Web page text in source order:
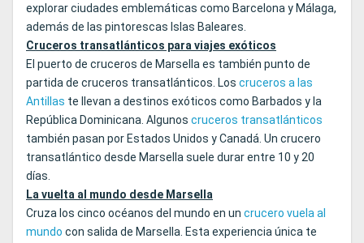
explorar ciudades emblemáticas como Barcelona y Málaga,
además de las pintorescas Islas Baleares.
Cruceros transatlánticos para viajes exóticos
El puerto de cruceros de Marsella es también punto de
partida de cruceros transatlánticos. Los cruceros a las
Antillas te llevan a destinos exóticos como Barbados y la
República Dominicana. Algunos cruceros transatlánticos
también pasan por Estados Unidos y Canadá. Un crucero
transatlántico desde Marsella suele durar entre 10 y 20
días.
La vuelta al mundo desde Marsella
Cruza los cinco océanos del mundo en un crucero vuela al
mundo con salida de Marsella. Esta experiencia única te